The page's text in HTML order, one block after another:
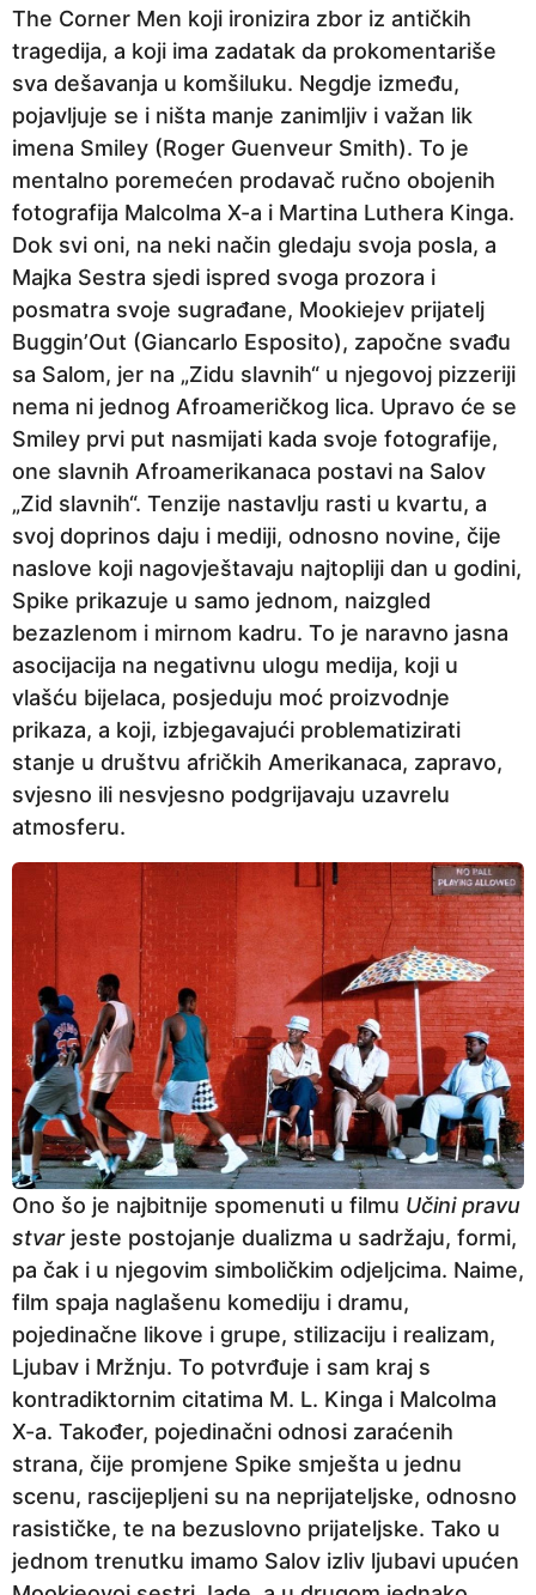
The Corner Men koji ironizira zbor iz antičkih
tragedija, a koji ima zadatak da prokomentariše
sva dešavanja u komšiluku. Negdje između,
pojavljuje se i ništa manje zanimljiv i važan lik
imena Smiley (Roger Guenveur Smith). To je
mentalno poremećen prodavač ručno obojenih
fotografija Malcolma X-a i Martina Luthera Kinga.
Dok svi oni, na neki način gledaju svoja posla, a
Majka Sestra sjedi ispred svoga prozora i
posmatra svoje sugrađane, Mookiejev prijatelj
Buggin’Out (Giancarlo Esposito), započne svađu
sa Salom, jer na „Zidu slavnih“ u njegovoj pizzeriji
nema ni jednog Afroameričkog lica. Upravo će se
Smiley prvi put nasmijati kada svoje fotografije,
one slavnih Afroamerikanaca postavi na Salov
„Zid slavnih“. Tenzije nastavlju rasti u kvartu, a
svoj doprinos daju i mediji, odnosno novine, čije
naslove koji nagovještavaju najtopliji dan u godini,
Spike prikazuje u samo jednom, naizgled
bezazlenom i mirnom kadru. To je naravno jasna
asocijacija na negativnu ulogu medija, koji u
vlašću bijelaca, posjeduju moć proizvodnje
prikaza, a koji, izbjegavajući problematizirati
stanje u društvu afričkih Amerikanaca, zapravo,
svjesno ili nesvjesno podgrijavaju uzavrelu
atmosferu.
Ono šo je najbitnije spomenuti u filmu Učini pravu
stvarjeste postojanje dualizma u sadržaju, formi,
pa čak i u njegovim simboličkim odjeljcima. Naime,
film spaja naglašenu komediju i dramu,
pojedinačne likove i grupe, stilizaciju i realizam,
Ljubav i Mržnju. To potvrđuje i sam kraj s
kontradiktornim citatima M. L. Kinga i Malcolma
X-a. Također, pojedinačni odnosi zaraćenih
strana, čije promjene Spike smješta u jednu
scenu, rascijepljeni su na neprijateljske, odnosno
rasističke, te na bezuslovno prijateljske. Tako u
jednom trenutku imamo Salov izliv ljubavi upućen